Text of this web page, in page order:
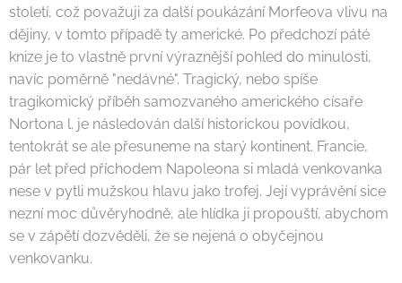
století, což považuji za další poukázání Morfeova vlivu na
dějiny, v tomto případě ty americké. Po předchozí páté
knize je to vlastně první výraznější pohled do minulosti,
navíc poměrně "nedávné". Tragický, nebo spíše
tragikomický příběh samozvaného amerického císaře
Nortona l. je následován další historickou povídkou,
tentokrát se ale přesuneme na starý kontinent. Francie,
pár let před příchodem Napoleona si mladá venkovanka
nese v pytli mužskou hlavu jako trofej. Její vyprávění sice
nezní moc důvěryhodně, ale hlídka ji propouští, abychom
se v zápětí dozvěděli, že se nejená o obyčejnou
venkovanku.